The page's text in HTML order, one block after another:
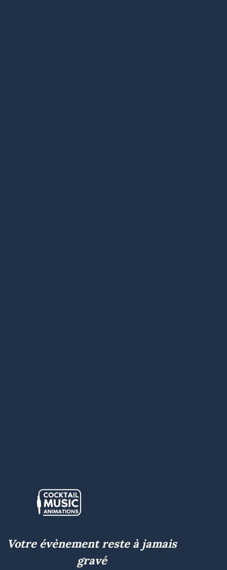
Votre évènement reste à jamais
gravé